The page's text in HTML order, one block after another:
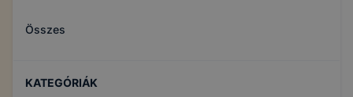
Összes
KATEGÓRIÁK